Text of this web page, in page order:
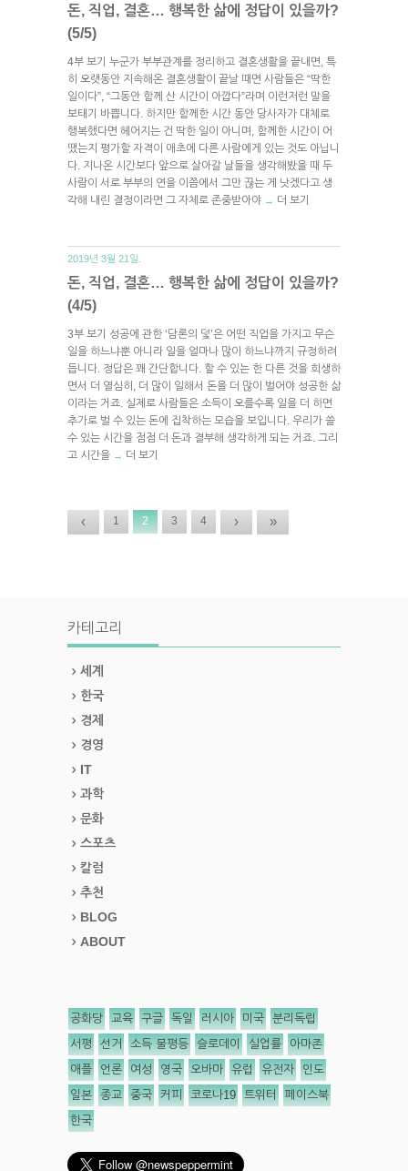
돈, 직업, 결혼… 행복한 삶에 정답이 있을까?
(5/5)
4부 보기 누군가 부부관계를 정리하고 결혼생활을 끝내면, 특
히 오랫동안 지속해온 결혼생활이 끝날 때면 사람들은 “딱한
일이다”, “그동안 함께 산 시간이 아깝다”라며 이런저런 말을
보태기 바쁩니다. 하지만 함께한 시간 동안 당사자가 대체로
행복했다면 헤어지는 건 딱한 일이 아니며, 함께한 시간이 어
땠는지 평가할 자격이 애초에 다른 사람에게 있는 것도 아닙니
다. 지나온 시간보다 앞으로 살아갈 날들을 생각해봤을 때 두
사람이 서로 부부의 연을 이쯤에서 그만 끊는 게 낫겠다고 생
각해 내린 결정이라면 그 자체로 존중받아야 → 더 보기
2019년 3월 21일.
돈, 직업, 결혼… 행복한 삶에 정답이 있을까?
(4/5)
3부 보기 성공에 관한 ‘담론의 덫’은 어떤 직업을 가지고 무슨
일을 하느냐뿐 아니라 일을 얼마나 많이 하느냐까지 규정하려
듭니다. 정답은 꽤 간단합니다. 할 수 있는 한 다른 것을 희생하
면서 더 열심히, 더 많이 일해서 돈을 더 많이 벌어야 성공한 삶
이라는 거죠. 실제로 사람들은 소득이 오를수록 일을 더 하면
추가로 벌 수 있는 돈에 집착하는 모습을 보입니다. 우리가 쓸
수 있는 시간을 점점 더 돈과 결부해 생각하게 되는 거죠. 그리
고 시간을 → 더 보기
‹ 1 2 3 4 › »
카테고리
세계
한국
경제
경영
IT
과학
문화
스포츠
칼럼
추천
BLOG
ABOUT
공화당 교육 구글 독일 러시아 미국 분리독립
서평 선거 소득 불평등 슬로데이 실업률 아마존
애플 언론 여성 영국 오바마 유럽 유전자 인도
일본 종교 중국 커피 코로나19 트위터 페이스북
한국